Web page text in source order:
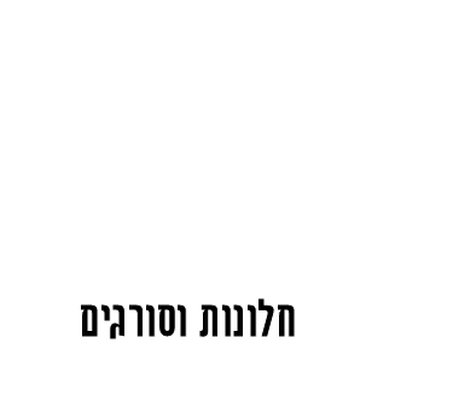
חלונות וסורגים